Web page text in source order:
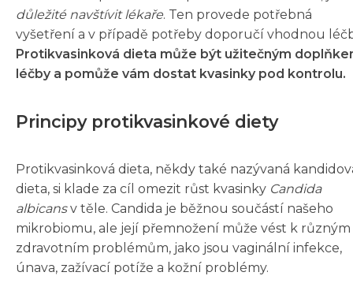
důležité navštívit lékaře. Ten provede potřebná
vyšetření a v případě potřeby doporučí vhodnou
Protikvasinková dieta může být užitečným
léčby a pomůže vám dostat kvasinky pod kontrolu.
Principy protikvasinkové diety
Protikvasinková dieta, někdy také nazývaná
dieta, si klade za cíl omezit růst kvasinky Candida
albicansv těle. Candida je běžnou součástí našeho
mikrobiomu, ale její přemnožení může vést k různým
zdravotním problémům, jako jsou vaginální infekce,
únava, zažívací potíže a kožní problémy.